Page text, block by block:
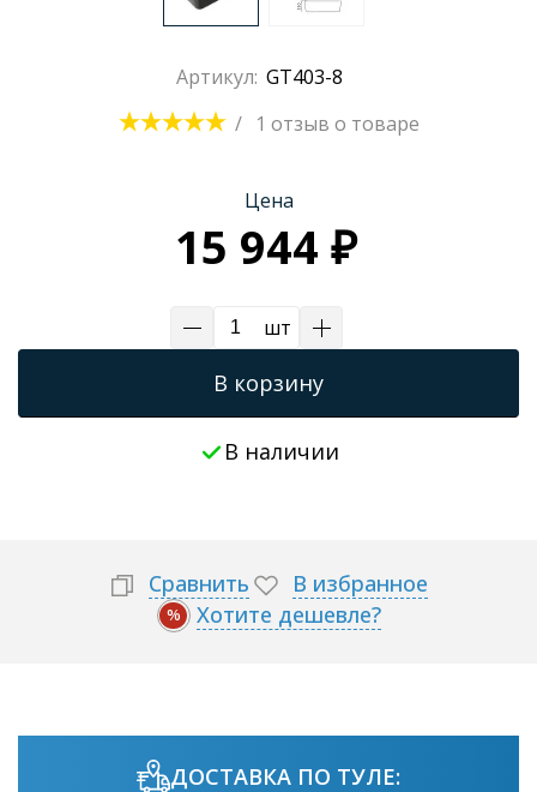
Душевые поддоны
Душевые уголки и ограждения
Артикул: GT403-8
/
1 отзыв о товаре
Цена
15 944 ₽
шт
В корзину
В наличии
Сравнить В избранное
% Хотите дешевле?
ДОСТАВКА ПО ТУЛЕ: